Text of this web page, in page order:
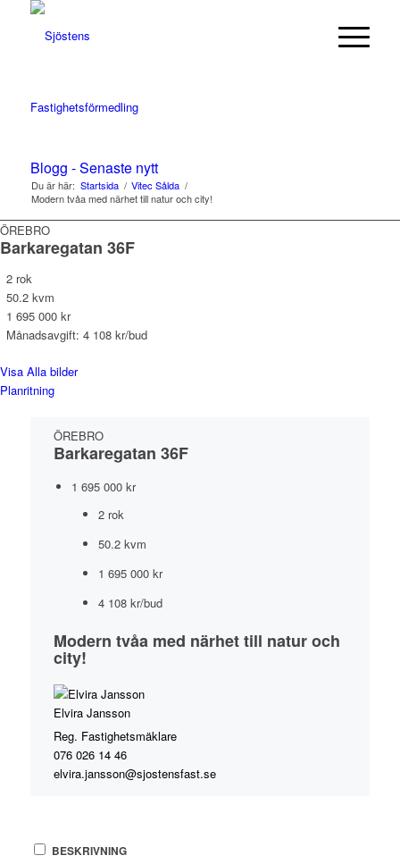
Blogg - Senaste nytt
Du är här: Startsida / Vitec Sålda /
Modern tvåa med närhet till natur och city!
ÖREBRO
Barkaregatan 36F
2 rok
50.2 kvm
1 695 000 kr
Månadsavgift: 4 108 kr/bud
Visa Alla bilder
Planritning
ÖREBRO
Barkaregatan 36F
1 695 000 kr
2 rok
50.2 kvm
1 695 000 kr
4 108 kr/bud
Modern tvåa med närhet till natur och
city!
Elvira Jansson
Reg. Fastighetsmäklare
076 026 14 46
elvira.jansson@sjostensfast.se
BESKRIVNING